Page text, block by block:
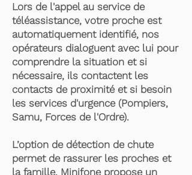
Lors de l'appel au service de
téléassistance, votre proche est
automatiquement identifié, nos
opérateurs dialoguent avec lui pour
comprendre la situation et si
nécessaire, ils contactent les
contacts de proximité et si besoin
les services d'urgence (Pompiers,
Samu, Forces de l'Ordre).
L’option de détection de chute
permet de rassurer les proches et
la famille. Minifone propose un